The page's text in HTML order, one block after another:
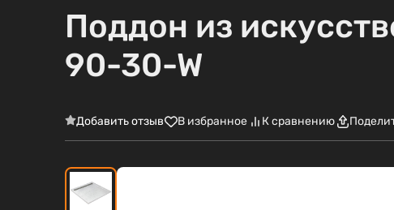
Поддон из
90-30-W
Добавить отзыв В избранное К сравнению